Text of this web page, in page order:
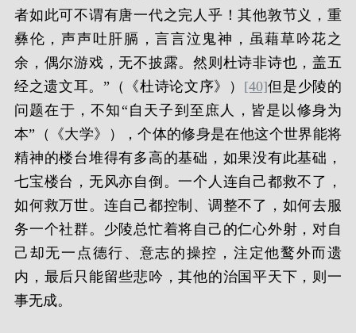
者如此可不谓有唐一代之完人乎！其他敦节义，重
彝伦，声声吐肝膈，言言泣鬼神，虽藉草吟花之
余，偶尔游戏，无不披露。然则杜诗非诗也，盖五
经之遗文耳。”（《杜诗论文序》） [40]但是少陵的
问题在于，不知“自天子到至庶人，皆是以修身为
本”（《大学》），个体的修身是在他这个世界能将
精神的楼台堆得有多高的基础，如果没有此基础，
七宝楼台，无风亦自倒。一个人连自己都救不了，
如何救万世。连自己都控制、调整不了，如何去服
务一个社群。少陵总忙着将自己的仁心外射，对自
己却无一点德行、意志的操控，注定他鹜外而遗
内，最后只能留些悲吟，其他的治国平天下，则一
事无成。